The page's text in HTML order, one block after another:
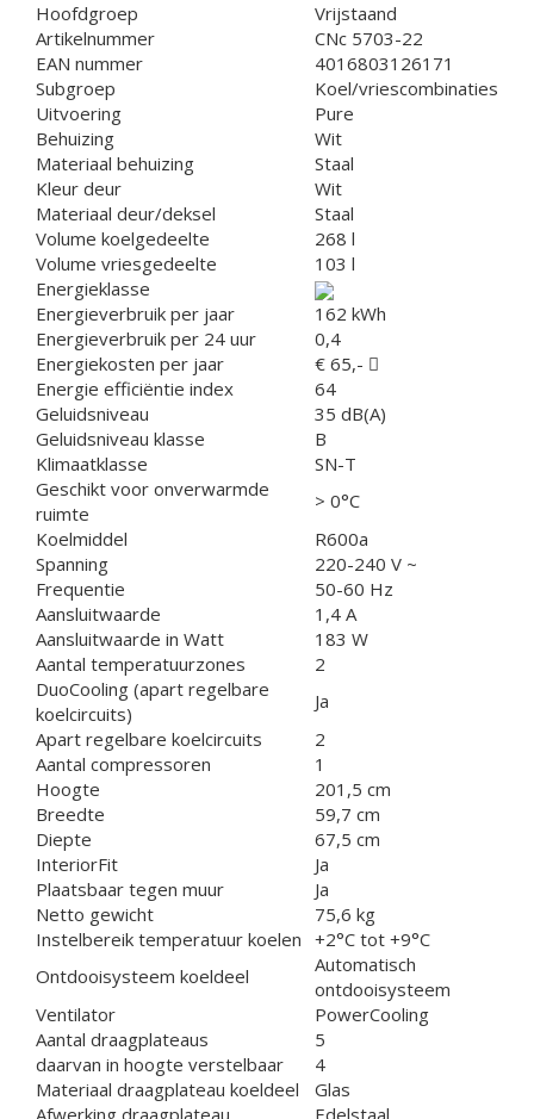
Hoofdgroep
Vrijstaand
Artikelnummer
CNc 5703-22
EAN nummer
4016803126171
Subgroep
Koel/vriescombinaties
Uitvoering
Pure
Behuizing
Wit
Materiaal behuizing
Staal
Kleur deur
Wit
Materiaal deur/deksel
Staal
Volume koelgedeelte
268 l
Volume vriesgedeelte
103 l
Energieklasse
Energieverbruik per jaar
162 kWh
Energieverbruik per 24 uur
0,4
Energiekosten per jaar
€ 65,-
Energie efficiëntie index
64
Geluidsniveau
35 dB(A)
Geluidsniveau klasse
B
Klimaatklasse
SN-T
Geschikt voor onverwarmde
ruimte
> 0°C
Koelmiddel
R600a
Spanning
220-240 V ~
Frequentie
50-60 Hz
Aansluitwaarde
1,4 A
Aansluitwaarde in Watt
183 W
Aantal temperatuurzones
2
DuoCooling (apart regelbare
koelcircuits)
Ja
Apart regelbare koelcircuits
2
Aantal compressoren
1
Hoogte
201,5 cm
Breedte
59,7 cm
Diepte
67,5 cm
InteriorFit
Ja
Plaatsbaar tegen muur
Ja
Netto gewicht
75,6 kg
Instelbereik temperatuur koelen +2°C tot +9°C
Ontdooisysteem koeldeel
Automatisch
ontdooisysteem
Ventilator
PowerCooling
Aantal draagplateaus
5
daarvan in hoogte verstelbaar
4
Materiaal draagplateau koeldeel
Glas